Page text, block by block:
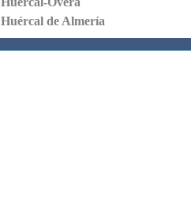
Huércal de Almería